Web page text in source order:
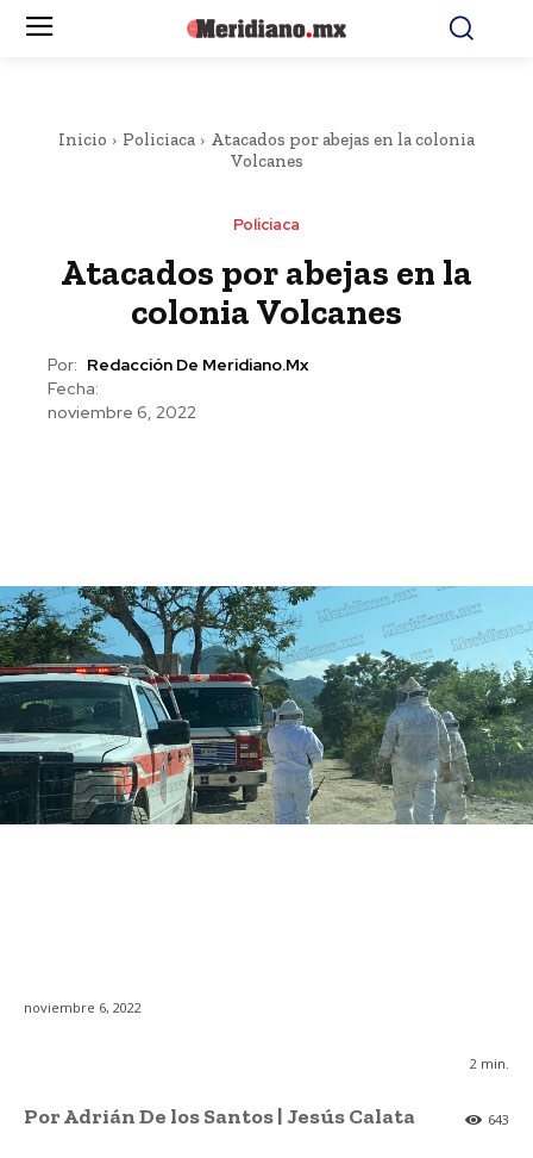
Inicio Policiaca
Atacados por abejas en la colonia
Volcanes
Policiaca
Atacados por abejas en la
colonia Volcanes
Por: Redacción De Meridiano.mx
Fecha:
noviembre 6, 2022
noviembre 6, 2022
2 min.
643
Por Adrián De los Santos | Jesús Calata